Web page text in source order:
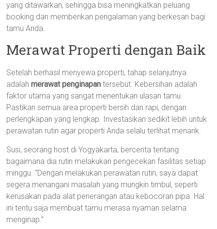
yang ditawarkan, sehingga bisa meningkatkan peluang
booking dan memberikan pengalaman yang berkesan bagi
tamu Anda.
Merawat Properti dengan Baik
Setelah berhasil menyewa properti, tahap selanjutnya
adalahmerawat penginapan tersebut. Kebersihan adalah
faktor utama yang sangat menentukan ulasan tamu.
Pastikan semua area properti bersih dan rapi, dengan
perlengkapan yang lengkap. Investasikan sedikit lebih untuk
perawatan rutin agar properti Anda selalu terlihat menarik.
Susi, seorang host di Yogyakarta, bercerita tentang
bagaimana dia rutin melakukan pengecekan fasilitas setiap
minggu. “Dengan melakukan perawatan rutin, saya dapat
segera menangani masalah yang mungkin timbul, seperti
kerusakan pada alat penerangan atau kebocoran pipa. Hal
ini tentu saja membuat tamu merasa nyaman selama
menginap.”